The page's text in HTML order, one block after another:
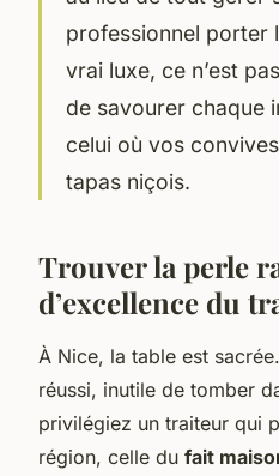
professionnel porter
vrai luxe, ce n’est
de savourer chaque
celui où vos
tapas niçois.
Trouver la perle
d’excellence du
À Nice, la table est
réussi, inutile de tomber
privilégiez un traiteur qui
région, celle du fait